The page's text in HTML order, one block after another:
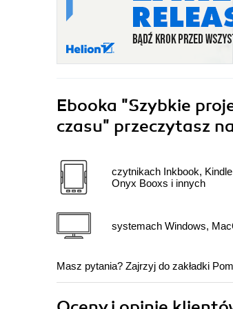
Ebooka "Szybkie
czasu" przeczytasz
czytnikach Inkbook,
Onyx Booxs i innych
systemach Windows,
Masz pytania? Zajrzyj do zakładki